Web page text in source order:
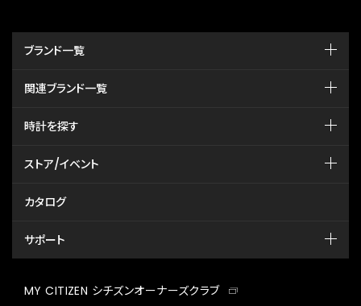
ブランド一覧
関連ブランド一覧
時計を探す
ストア/イベント
カタログ
サポート
MY CITIZEN シチズンオーナーズクラブ